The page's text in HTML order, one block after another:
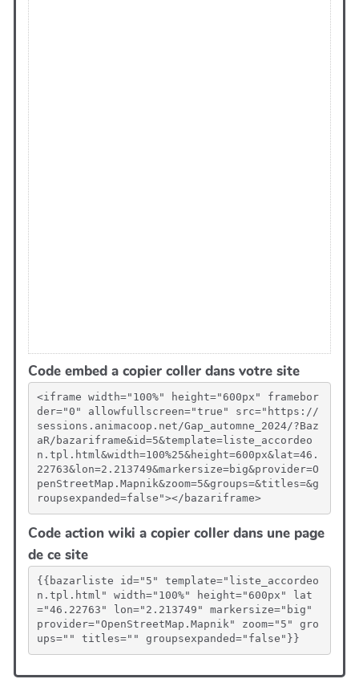
Code embed a copier coller dans votre site
<iframe width="100%" height="600px" framebor
der="0" allowfullscreen="true" src="https://
sessions.animacoop.net/Gap_automne_2024/?Baz
aR/bazariframe&id=5&template=liste_accordeo
n.tpl.html&width=100%25&height=600px&lat=46.
22763&lon=2.213749&markersize=big&provider=O
penStreetMap.Mapnik&zoom=5&groups=&titles=&g
roupsexpanded=false"></bazariframe>
Code action wiki a copier coller dans une page
de ce site
{{bazarliste id="5" template="liste_accordeo
n.tpl.html" width="100%" height="600px" lat
="46.22763" lon="2.213749" markersize="big"
provider="OpenStreetMap.Mapnik" zoom="5" gro
ups="" titles="" groupsexpanded="false"}}